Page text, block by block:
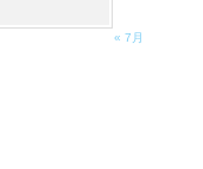
« 7月